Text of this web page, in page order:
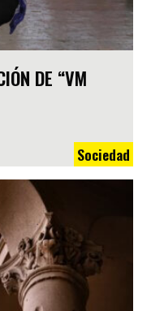
DE “VM
Sociedad